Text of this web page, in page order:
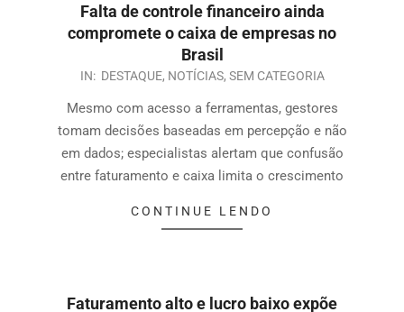
Falta de controle financeiro ainda
compromete o caixa de empresas no
Brasil
IN: DESTAQUE, NOTÍCIAS, SEM CATEGORIA
Mesmo com acesso a ferramentas, gestores
tomam decisões baseadas em percepção e não
em dados; especialistas alertam que confusão
entre faturamento e caixa limita o crescimento
CONTINUE LENDO
Faturamento alto e lucro baixo expõe